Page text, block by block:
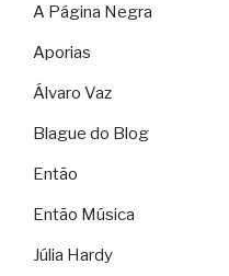
A Página Negra
Aporias
Álvaro Vaz
Blague do Blog
Então
Então Música
Júlia Hardy